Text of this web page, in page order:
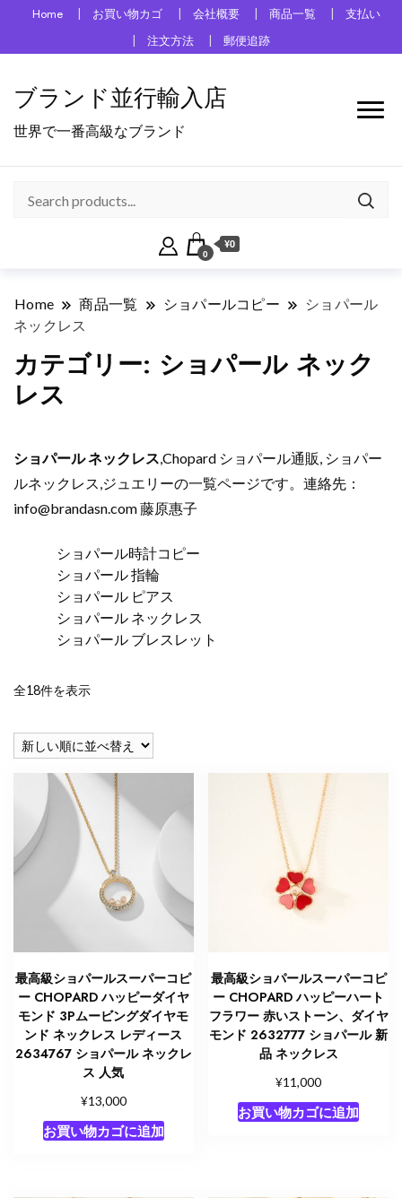
Home お買い物カゴ 会社概要 商品一覧
支払い
注文方法
郵便追跡
ブランド並行輸入店
世界で一番高級なブランド
0
¥0
Home 商品一覧 ショパールコピー
ショパール
ネックレス
カテゴリー: ショパール ネック
レス
ショパール ネックレス,Chopard ショパール通販, ショパー
ルネックレス,ジュエリーの一覧ページです。連絡先：
info@brandasn.com藤原惠子
ショパール時計コピー
ショパール 指輪
ショパール ピアス
ショパール ネックレス
ショパール ブレスレット
全18件を表示新
い
順
最高級ショパールスーパーコピ
ー CHOPARD ハッピーダイヤ
モンド 3Pムービングダイヤモ
ンド ネックレス レディース
2634767 ショパール ネックレ
ス 人気
¥13,000
お買い物カゴに追加
最高級ショパールスーパーコピ
ー CHOPARD ハッピーハート
フラワー 赤いストーン、ダイヤ
モンド 2632777 ショパール 新
品 ネックレス
¥11,000
お買い物カゴに追加